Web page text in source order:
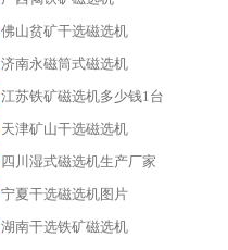
佛山贫矿干选磁选机
济南永磁筒式磁选机
江苏铁矿磁选机多少钱1台
天津矿山干选磁选机
四川湿式磁选机生产厂家
宁夏干选磁选机图片
湖南干选铁矿磁选机